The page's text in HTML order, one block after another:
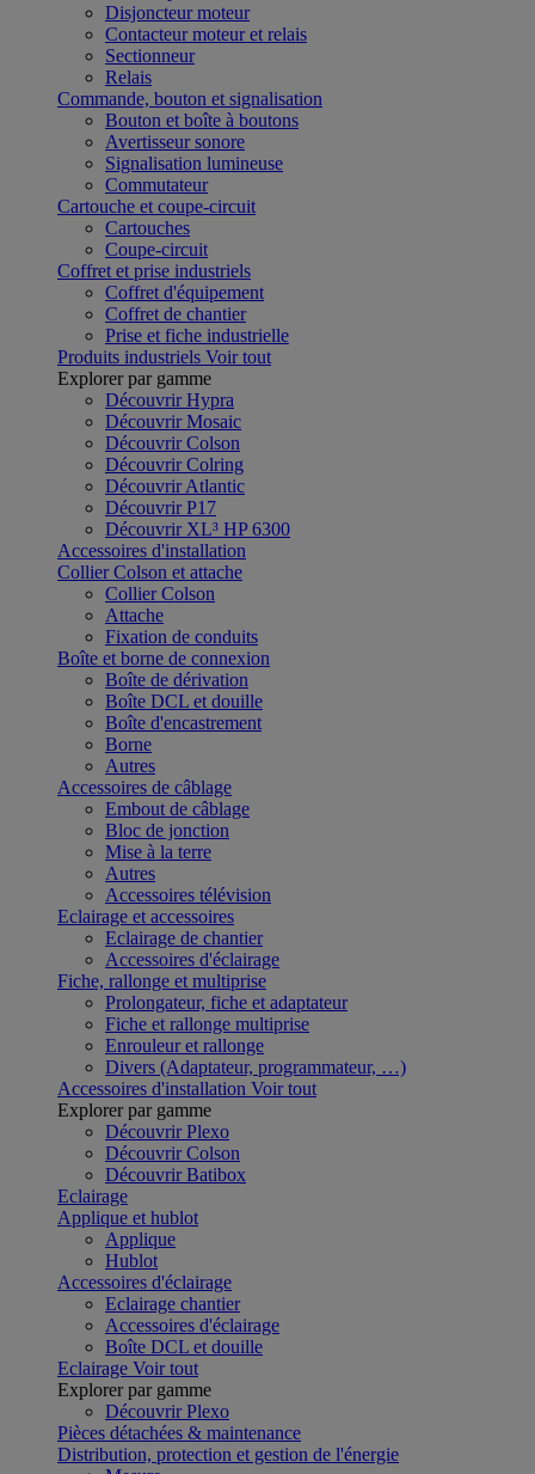
Disjoncteur moteur
Contacteur moteur et relais
Sectionneur
Relais
Commande, bouton et signalisation
Bouton et boîte à boutons
Avertisseur sonore
Signalisation lumineuse
Commutateur
Cartouche et coupe-circuit
Cartouches
Coupe-circuit
Coffret et prise industriels
Coffret d'équipement
Coffret de chantier
Prise et fiche industrielle
Produits industriels Voir tout
Explorer par gamme
Découvrir Hypra
Découvrir Mosaic
Découvrir Colson
Découvrir Colring
Découvrir Atlantic
Découvrir P17
Découvrir XL³ HP 6300
Accessoires d'installation
Collier Colson et attache
Collier Colson
Attache
Fixation de conduits
Boîte et borne de connexion
Boîte de dérivation
Boîte DCL et douille
Boîte d'encastrement
Borne
Autres
Accessoires de câblage
Embout de câblage
Bloc de jonction
Mise à la terre
Autres
Accessoires télévision
Eclairage et accessoires
Eclairage de chantier
Accessoires d'éclairage
Fiche, rallonge et multiprise
Prolongateur, fiche et adaptateur
Fiche et rallonge multiprise
Enrouleur et rallonge
Divers (Adaptateur, programmateur, …)
Accessoires d'installation Voir tout
Explorer par gamme
Découvrir Plexo
Découvrir Colson
Découvrir Batibox
Eclairage
Applique et hublot
Applique
Hublot
Accessoires d'éclairage
Eclairage chantier
Accessoires d'éclairage
Boîte DCL et douille
Eclairage Voir tout
Explorer par gamme
Découvrir Plexo
Pièces détachées & maintenance
Distribution, protection et gestion de l'énergie